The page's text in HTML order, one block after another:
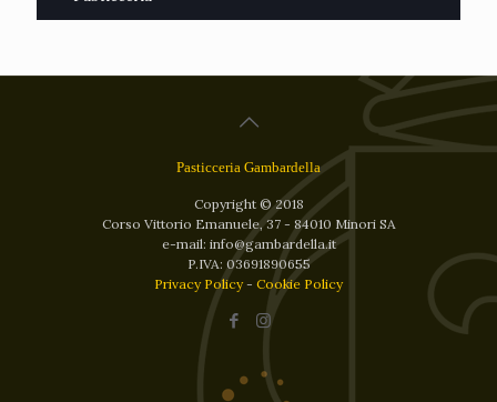
Pasticceria Gambardella
Copyright © 2018
Corso Vittorio Emanuele, 37 - 84010 Minori SA
e-mail: info@gambardella.it
P.IVA: 03691890655
Privacy Policy- Cookie Policy